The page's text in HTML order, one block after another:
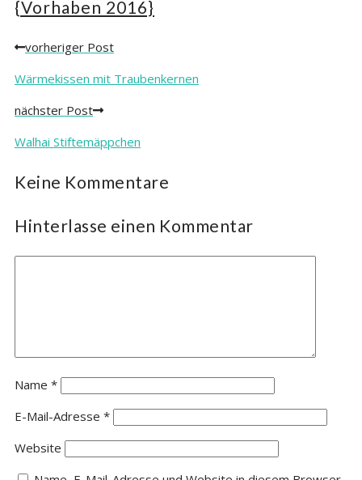
{Vorhaben 2016}
Posts
navigation
vorheriger Post
Wärmekissen mit Traubenkernen
nächster Post
Walhai Stiftemäppchen
Keine Kommentare
Hinterlasse einen Kommentar
Name *
E-Mail-Adresse *
Website